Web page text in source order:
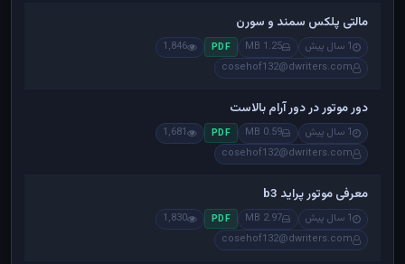
مالتی پلکس سمند و سورن
1 سال پیش 1.25 MB
PDF
1,846
cosehof132@dwriters.com
دور موتور در دور آرام بالاست
1 سال پیش 0.59 MB
PDF
1,681
cosehof132@dwriters.com
معرفی موتور پراید b3
1 سال پیش 2.97 MB
PDF
1,830
cosehof132@dwriters.com